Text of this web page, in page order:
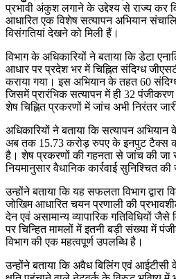
प्रभावी अंकुश लगाने के उद्देश्य से राज्य कर
आधारित एक विशेष सत्यापन अभियान
विसंगतियां देखने को मिली हैं।
विभाग के अधिकारियों ने बताया कि डेटा
आधार पर प्रदेश भर में चिह्नित संदिग्ध
कराया गया। इस अभियान के तहत 60
जिसमें प्रारंभिक सत्यापन में ही 32
शेष चिह्नित प्रकरणों में जांच अभी निरंतर
अधिकारियों ने बताया कि सत्यापन अभियान
अब तक 15.73 करोड़ रुपए के इनपुट टैक्स
है। शेष प्रकरणों की गहनता से जांच की जा
नियमानुसार वैधानिक कार्रवाई सुनिश्चित की
उन्होंने बताया कि यह सफलता विभाग द्वारा
जोखिम आधारित चयन प्रणाली की
देन एवं असामान्य व्यापारिक गतिविधियों
पर चिन्हित मामलों में इतनी बड़ी संख्या में
विभाग की एक महत्वपूर्ण उपलब्धि है।
उन्होंने बताया कि अवैध बिलिंग एवं